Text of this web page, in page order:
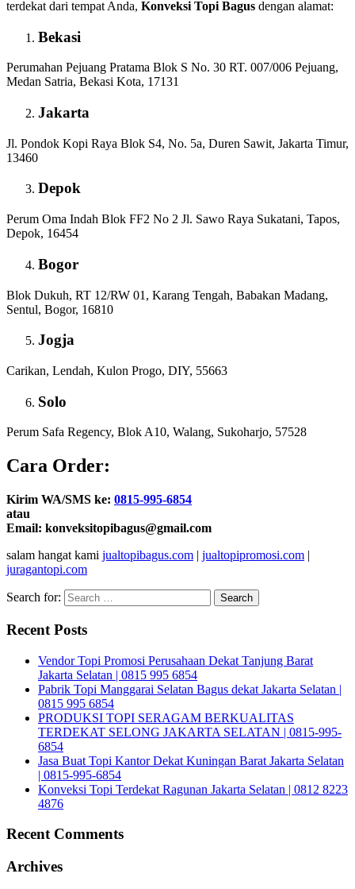
terdekat dari tempat Anda, Konveksi Topi Bagus dengan alamat:
Bekasi
Perumahan Pejuang Pratama Blok S No. 30 RT. 007/006 Pejuang,
Medan Satria, Bekasi Kota, 17131
Jakarta
Jl. Pondok Kopi Raya Blok S4, No. 5a, Duren Sawit, Jakarta Timur,
13460
Depok
Perum Oma Indah Blok FF2 No 2 Jl. Sawo Raya Sukatani, Tapos,
Depok, 16454
Bogor
Blok Dukuh, RT 12/RW 01, Karang Tengah, Babakan Madang,
Sentul, Bogor, 16810
Jogja
Carikan, Lendah, Kulon Progo, DIY, 55663
Solo
Perum Safa Regency, Blok A10, Walang, Sukoharjo, 57528
Cara Order:
Kirim WA/SMS ke: 0815-995-6854
atau
Email: konveksitopibagus@gmail.com
salam hangat kami jualtopibagus.com | jualtopipromosi.com |
juragantopi.com
Search for:
Recent Posts
Vendor Topi Promosi Perusahaan Dekat Tanjung Barat
Jakarta Selatan | 0815 995 6854
Pabrik Topi Manggarai Selatan Bagus dekat Jakarta Selatan |
0815 995 6854
PRODUKSI TOPI SERAGAM BERKUALITAS
TERDEKAT SELONG JAKARTA SELATAN | 0815-995-
6854
Jasa Buat Topi Kantor Dekat Kuningan Barat Jakarta Selatan
| 0815-995-6854
Konveksi Topi Terdekat Ragunan Jakarta Selatan | 0812 8223
4876
Recent Comments
Archives